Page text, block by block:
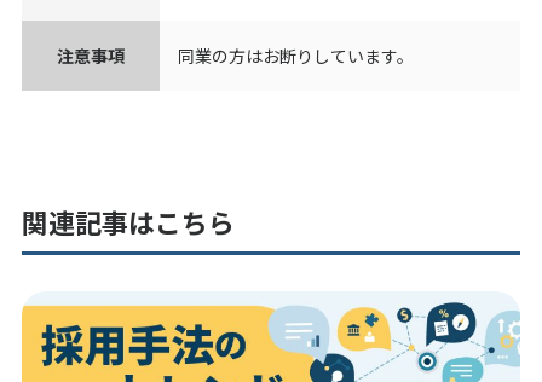
注意事項 同業の方はお断りしています。
関連記事はこちら